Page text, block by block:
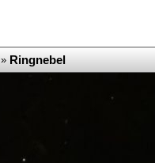
» Ringnebel